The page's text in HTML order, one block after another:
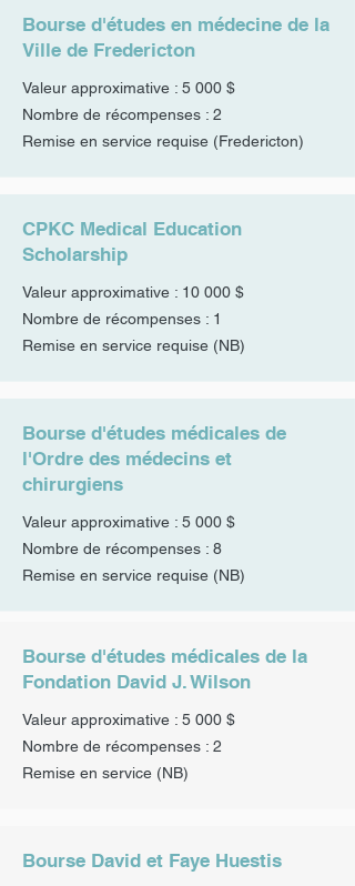
Bourse d'études en médecine de la
Ville de Fredericton
Valeur approximative : 5 000 $
Nombre de récompenses : 2
Remise en service requise (Fredericton)
CPKC Medical Education
Scholarship
Valeur approximative : 10 000 $
Nombre de récompenses : 1
Remise en service requise (NB)
Bourse d'études médicales de
l'Ordre des médecins et
chirurgiens
Valeur approximative : 5 000 $
Nombre de récompenses : 8
Remise en service requise (NB)
Bourse d'études médicales de la
Fondation David J. Wilson
Valeur approximative : 5 000 $
Nombre de récompenses : 2
Remise en service (NB)
Bourse David et Faye Huestis